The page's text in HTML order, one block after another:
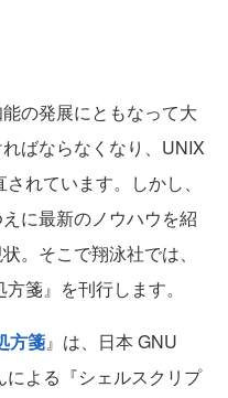
の発展にともなって大
ばならなくなり、UNIX
れています。しかし、
に最新のノウハウを紹
。そこで翔泳社では、
箋』を刊行します。
方箋』は、日本 GNU
よる『シェルスクリプ